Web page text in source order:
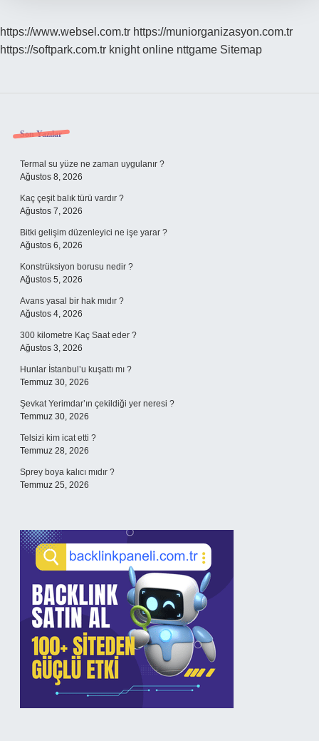
https://www.websel.com.tr https://muniorganizasyon.com.tr
https://softpark.com.tr knight online nttgame Sitemap
Sidebar
Son Yazılar
Termal su yüze ne zaman uygulanır ?
Ağustos 8, 2026
Kaç çeşit balık türü vardır ?
Ağustos 7, 2026
Bitki gelişim düzenleyici ne işe yarar ?
Ağustos 6, 2026
Konstrüksiyon borusu nedir ?
Ağustos 5, 2026
Avans yasal bir hak mıdır ?
Ağustos 4, 2026
300 kilometre Kaç Saat eder ?
Ağustos 3, 2026
Hunlar İstanbul’u kuşattı mı ?
Temmuz 30, 2026
Şevkat Yerimdar’ın çekildiği yer neresi ?
Temmuz 30, 2026
Telsizi kim icat etti ?
Temmuz 28, 2026
Sprey boya kalıcı mıdır ?
Temmuz 25, 2026